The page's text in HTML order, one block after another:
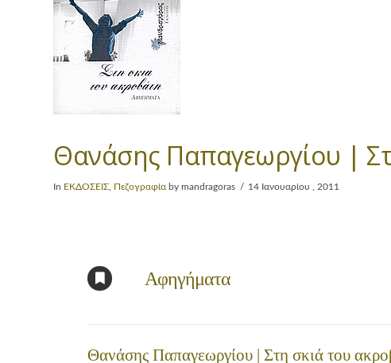
Θανάσης Παπαγεωργίου |
In ΕΚΔΟΣΕΙΣ Πεζογραφία by mandragoras 14 Ιανουαρίου , 2011
Αφηγήματα
Θανάσης Παπαγεωργίου | Στη σκιά του